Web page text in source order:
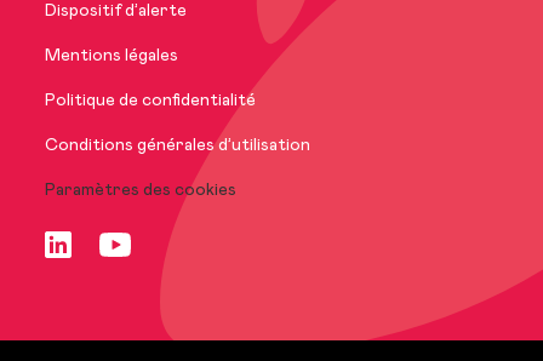
Nos engagements
International
Dispositif d’alerte
Mentions légales
Politique de confidentialité
Conditions générales d’utilisation
Paramètres des cookies